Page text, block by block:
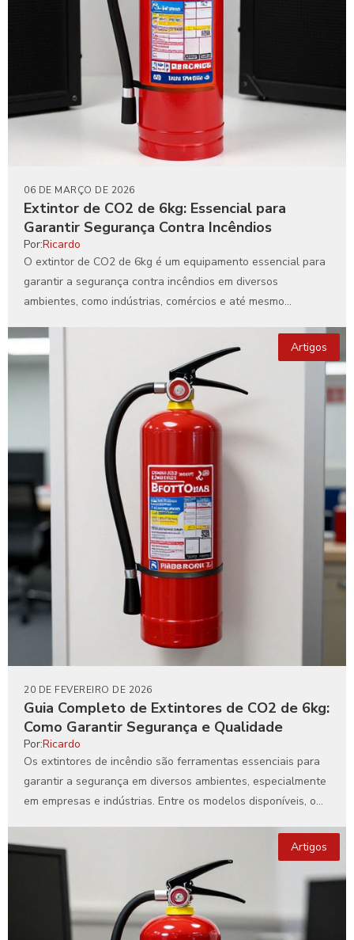
Extintor de CO2 de 6kg: Essencial para
Garantir Segurança Contra Incêndios
06 DE MARÇO DE 2026
Por:Ricardo
O extintor de CO2 de 6kg é um equipamento essencial para
garantir a segurança contra incêndios em diversos
ambientes, como indústrias, comércios e até mesmo...
Artigos
Guia Completo de Extintores de CO2 de 6kg:
Como Garantir Segurança e Qualidade
20 DE FEVEREIRO DE 2026
Por:Ricardo
Os extintores de incêndio são ferramentas essenciais para
garantir a segurança em diversos ambientes, especialmente
em empresas e indústrias. Entre os modelos disponíveis, o
Artigos